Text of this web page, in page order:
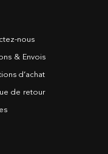
nous
& Envois
d’achat
de retour